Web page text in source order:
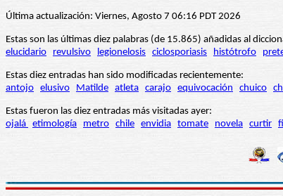
Última actualización: Viernes, Agosto 7 06:16 PDT 2026
Estas son las últimas diez palabras (de 15.865) añadidas al
elucidario
revulsivo legionelosis ciclosporiasis histótrofo
Estas diez entradas han sido modificadas recientemente:
antojo elusivo Matilde atleta carajo equivocación chuico
Estas fueron las diez entradas más visitadas ayer:
ojalá etimología metro chile envidia tomate novela curtir